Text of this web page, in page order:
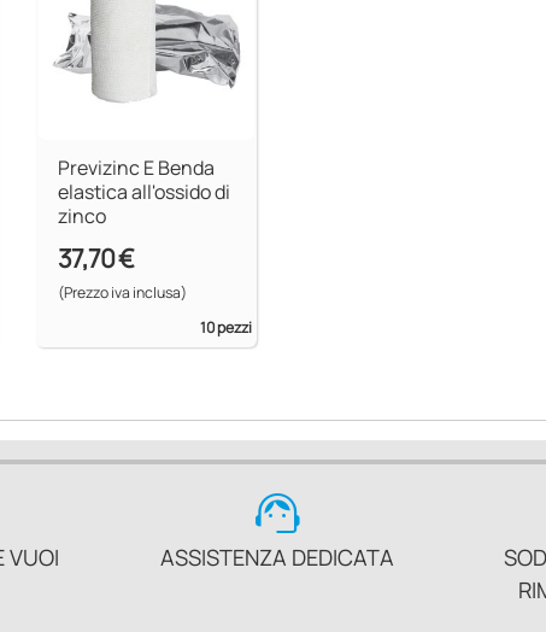
Previzinc E Benda
elastica all'ossido di
zinco
37,70 €
(Prezzo iva inclusa)
10 pezzi
VUOI
support_agent
ASSISTENZA DEDICATA